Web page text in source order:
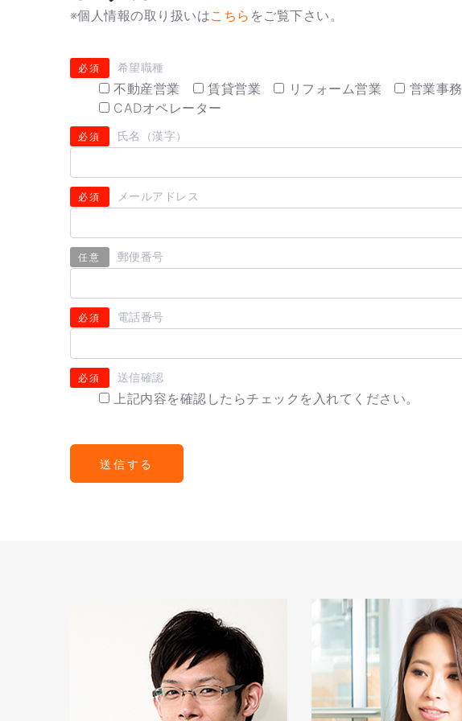
※個人情報の取り扱いはこちら をご覧下さい。
必須 希望職種
不動産営業 賃貸営業 リフォーム営業 営業事務
CADオペレーター
必須 氏名（漢字）
必須 メールアドレス
任意 郵便番号
必須 電話番号
必須 送信確認
上記内容を確認したらチェックを入れてください。